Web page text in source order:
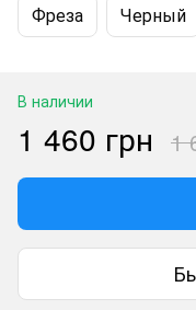
Фреза Черный
В наличии
1 460 грн 1